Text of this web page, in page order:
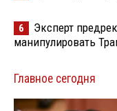
6
Эксперт
манипулировать
Главное сегодня